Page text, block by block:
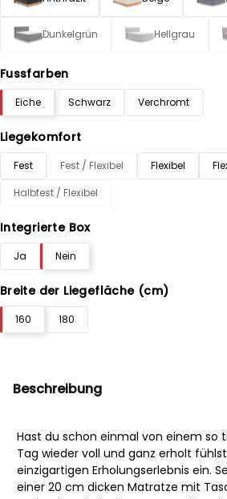
Dunkelgrün Hellgrau
Fussfarben
Eiche Schwarz Verchromt
Liegekomfort
Fest Fest / Flexibel Flexibel
Halbfest / Flexibel
Integrierte Box
Ja Nein
Breite der Liegefläche (cm)
160 180
Beschreibung
Hast du schon einmal von einem
Tag wieder voll und ganz erholt
einzigartigen Erholungserlebnis ein.
einer 20 cm dicken Matratze mit